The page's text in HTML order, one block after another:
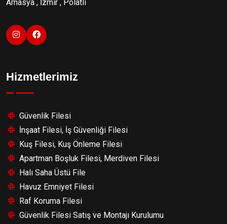
Amasya , İzmir , Polatlı
Hizmetlerimiz
Güvenlik Filesi
İnşaat Filesi, İş Güvenliği Filesi
Kuş Filesi, Kuş Önleme Filesi
Apartman Boşluk Filesi, Merdiven Filesi
Halı Saha Üstü File
Havuz Emniyet Filesi
Raf Koruma Filesi
Güvenlik Filesi Satış ve Montajı Kurulumu